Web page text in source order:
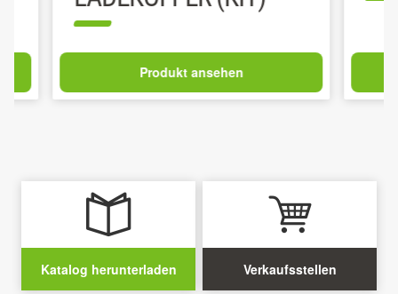
Produkt ansehen
Katalog herunterladen Verkaufsstellen